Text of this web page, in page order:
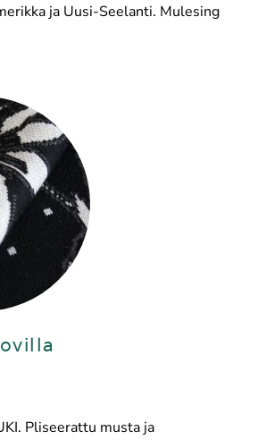
ja Uusi-Seelanti. Mulesing
Pliseerattu musta ja